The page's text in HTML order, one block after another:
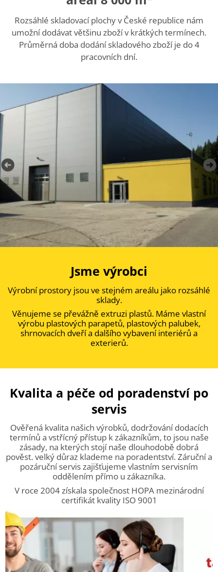
Rozsáhlé skladovací plochy v České republice nám
umožní dodávat většinu zboží v krátkých termínech.
Průměrná doba dodání skladového zboží je do 4
pracovních dní.
Jsme výrobci
Výrobní prostory jsou ve stejném areálu jako rozsáhlé
sklady.
Věnujeme se převážně extruzi plastů. Máme vlastní
výrobu plastových parapetů, plastových palubek,
shrnovacích dveří a dalšího vybavení interiérů a
exterierů.
Kvalita a péče od poradenství po
servis
Ověřená kvalita našich výrobků, dodržování dodacích
termínů a vstřícný přístup k zákazníkům, to jsou naše
zásady, na kterých stojí naše dlouhodobě dobrá
pověst. velký důraz klademe na poradentství. Záruční a
pozáruční servis zajišťujeme vlastním servisním
oddělením přímo u zákazníka.
V roce 2004 získala společnost HOPA mezinárodní
certifikát kvality ISO 9001